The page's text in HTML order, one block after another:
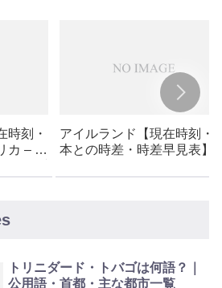
時刻・
カ – コ
アイルランド【現在時刻・
本との時差・時差早見表】
トリニダード・トバゴは何語？｜
公用語・首都・主な都市一覧